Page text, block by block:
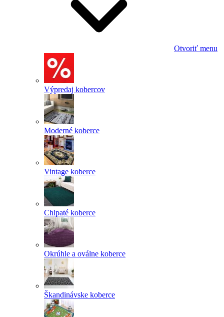
Otvoriť menu
Výpredaj kobercov
Moderné koberce
Vintage koberce
Chlpaté koberce
Okrúhle a oválne koberce
Škandinávske koberce